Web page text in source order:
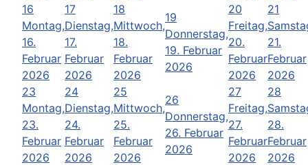
16
Montag,
16.
Februar
2026
17
Dienstag,
17.
Februar
2026
18
Mittwoch,
18.
Februar
2026
19
Donnerstag,
19. Februar
2026
20
Freitag,
20.
Februar
2026
21
21.
Februar
2026
23
Montag,
23.
Februar
2026
24
Dienstag,
24.
Februar
2026
25
Mittwoch,
25.
Februar
2026
26
Donnerstag,
26. Februar
2026
27
Freitag,
27.
Februar
2026
28
28.
Februar
2026